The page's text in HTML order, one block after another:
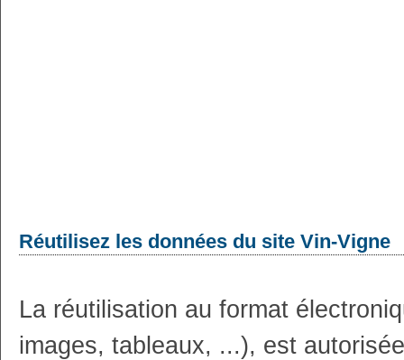
Réutilisez les données du site Vin-Vigne
La réutilisation au format
images, tableaux, ...), est